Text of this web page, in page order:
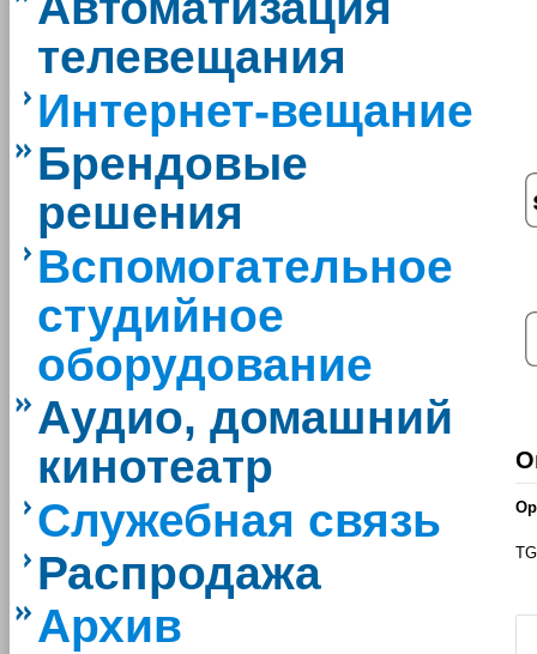
телевещания
Интернет-вещание
Брендовые
решения
Вспомогательное
студийное
оборудование
Аудио, домашний
кинотеатр
Служебная связь
Распродажа
Архив